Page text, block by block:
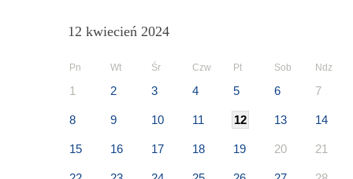
12 kwiecień 2024
Pn Wt Śr Czw Pt Sob Ndz
1 2 3 4 5 6 7
8 9 10 11 12 13 14
15 16 17 18 19 20 21